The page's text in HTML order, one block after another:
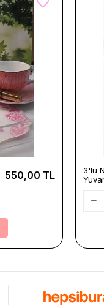
550,00 TL
3'lü
Pip